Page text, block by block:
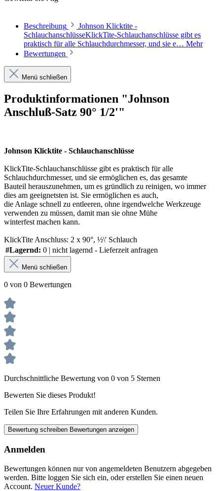
Beschreibung
Johnson Klicktite -
SchlauchanschlüsseKlickTite-Schlauchanschlüsse gibt es
praktisch für alle Schlauchdurchmesser, und sie e… Mehr
Bewertungen
Menü schließen
Produktinformationen "Johnson
Anschluß-Satz 90° 1/2'"
Johnson Klicktite - Schlauchanschlüsse
KlickTite-Schlauchanschlüsse gibt es praktisch für alle
Schlauchdurchmesser, und sie ermöglichen es, das gesamte
Bauteil herauszunehmen, um es gründlich zu reinigen, wo immer
dies am geeignetsten ist. Sie ermöglichen es auch,
die Anlage schnell zu entleeren, ohne irgendwelche Werkzeuge
verwenden zu müssen, damit man sie ohne Mühe
winterfest machen kann.
KlickTite Anschluss: 2 x 90°, ½\' Schlauch
#Lagernd: 0 | nicht lagernd - Lieferzeit anfragen
Menü schließen
0 von 0 Bewertungen
Durchschnittliche Bewertung von 0 von 5 Sternen
Bewerten Sie dieses Produkt!
Teilen Sie Ihre Erfahrungen mit anderen Kunden.
Bewertung schreiben Bewertungen anzeigen
Anmelden
Bewertungen können nur von angemeldeten Benutzern abgegeben
werden. Bitte loggen Sie sich ein, oder erstellen Sie einen neuen
Account. Neuer Kunde?